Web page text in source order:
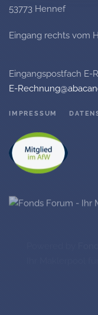
53773 Hennef
Eingang rechts vom
Eingangspostfach E-
E-
IMPRESSUM